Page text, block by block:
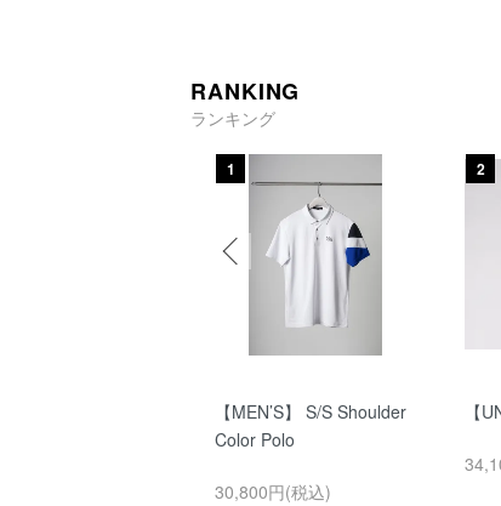
RANKING
ランキング
1
【MEN’S】 S/S Shoulder
Color Polo
30,800円(税込)
2
【